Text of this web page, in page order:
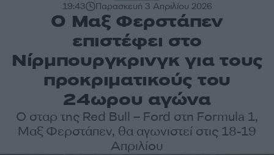
19:43 Παρασκευή 3 Απριλίου 2026
Ο Μαξ Φερστάπεν
επιστέφει στο
Νίρμπουργκρινγκ για τους
προκριματικούς του
24ωρου αγώνα
Ο σταρ της Red Bull – Ford στη Formula 1,
Μαξ Φερστάπεν, θα αγωνιστεί στις 18-19
Απριλίου